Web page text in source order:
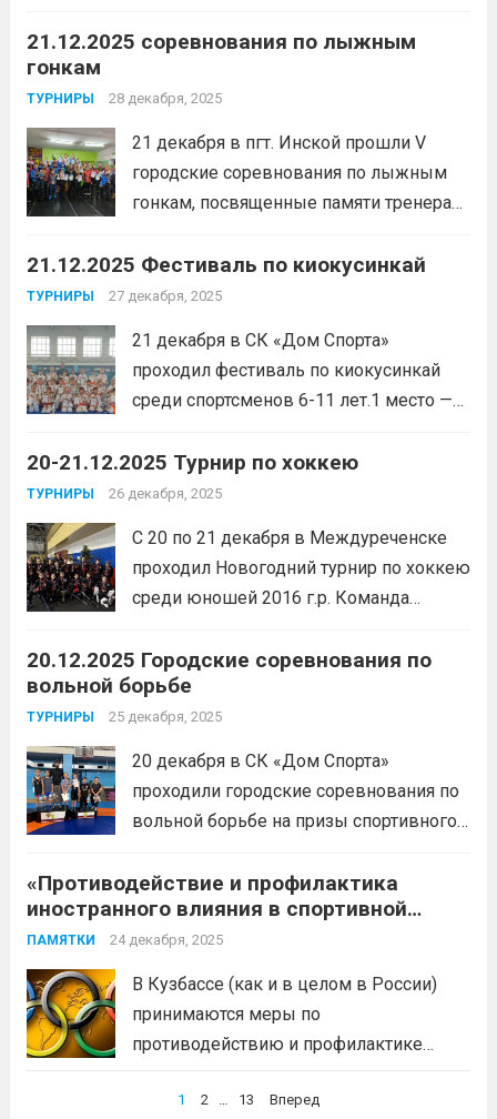
школы имени Макарова, Свизев
Дарья, Андрюкова Анита, стали
победителями соревнований.
21.12.2025 соревнования по лыжным
гонкам
ТУРНИРЫ 28 декабря, 2025
21 декабря в пгт. Инской прошли V
городские соревнования по лыжным
гонкам, посвященные памяти тренера
соревнованиях приняли участие около
70 спортсменов из Белово, Гурьевска,
Куртуков Александр, Романова
Екатерина, Куртукова Мария,
Шевченко...Читать дальше
21.12.2025 Фестиваль по киокусинкай
ТУРНИРЫ 27 декабря, 2025
21 декабря в СК «Дом Спорта»
проходил фестиваль по киокусинкай
среди спортсменов 6-11 лет.1 место —
Мелоян Эмиль, Подкопаева Эвелина
(тренер Язвенко Д.А.), Герасимов
Тузовский Сергей, Ишков Захар,
Андреев Лев, Шилин Максим,
Бурлаченко...Читать дальше
20-21.12.2025 Турнир по хоккею
ТУРНИРЫ 26 декабря, 2025
С 20 по 21 декабря в Междуреченске
проходил Новогодний турнир по хоккею
среди юношей 2016 г.р. Команда
«Спартак», заняла 1 место.
Специальным призом «Лучший игрок»
был награжден Колесов
ЕгорПодготовил спортсменов тренер-
Николаевич
Читать дальше
20.12.2025 Городские соревнования по
вольной борьбе
ТУРНИРЫ 25 декабря, 2025
20 декабря в СК «Дом Спорта»
проходили городские соревнования по
вольной борьбе на призы спортивного
Владимир (тренер Мусаев М.М.),
Девяткин Арсений (тренер Головин
А.В.)2 место — Рыжов Илья (тренер
Мусаев М.М.)3 место — Малахов
Читать дальше
«Противодействие и профилактика
иностранного влияния в спортивной
сфере»
ПАМЯТКИ 24 декабря, 2025
В Кузбассе (как и в целом в России)
принимаются меры по
противодействию и профилактике
(манипулирования спортивными
1 2 … 13 Вперед